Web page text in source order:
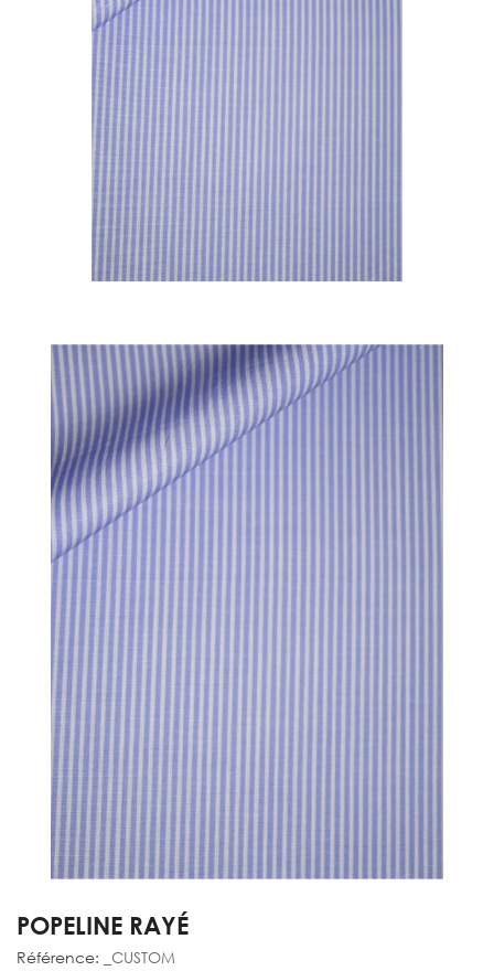
POPELINE RAYÉ
Référence: _CUSTOM